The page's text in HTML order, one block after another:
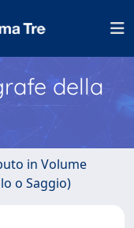
della
in Volume
o Saggio)